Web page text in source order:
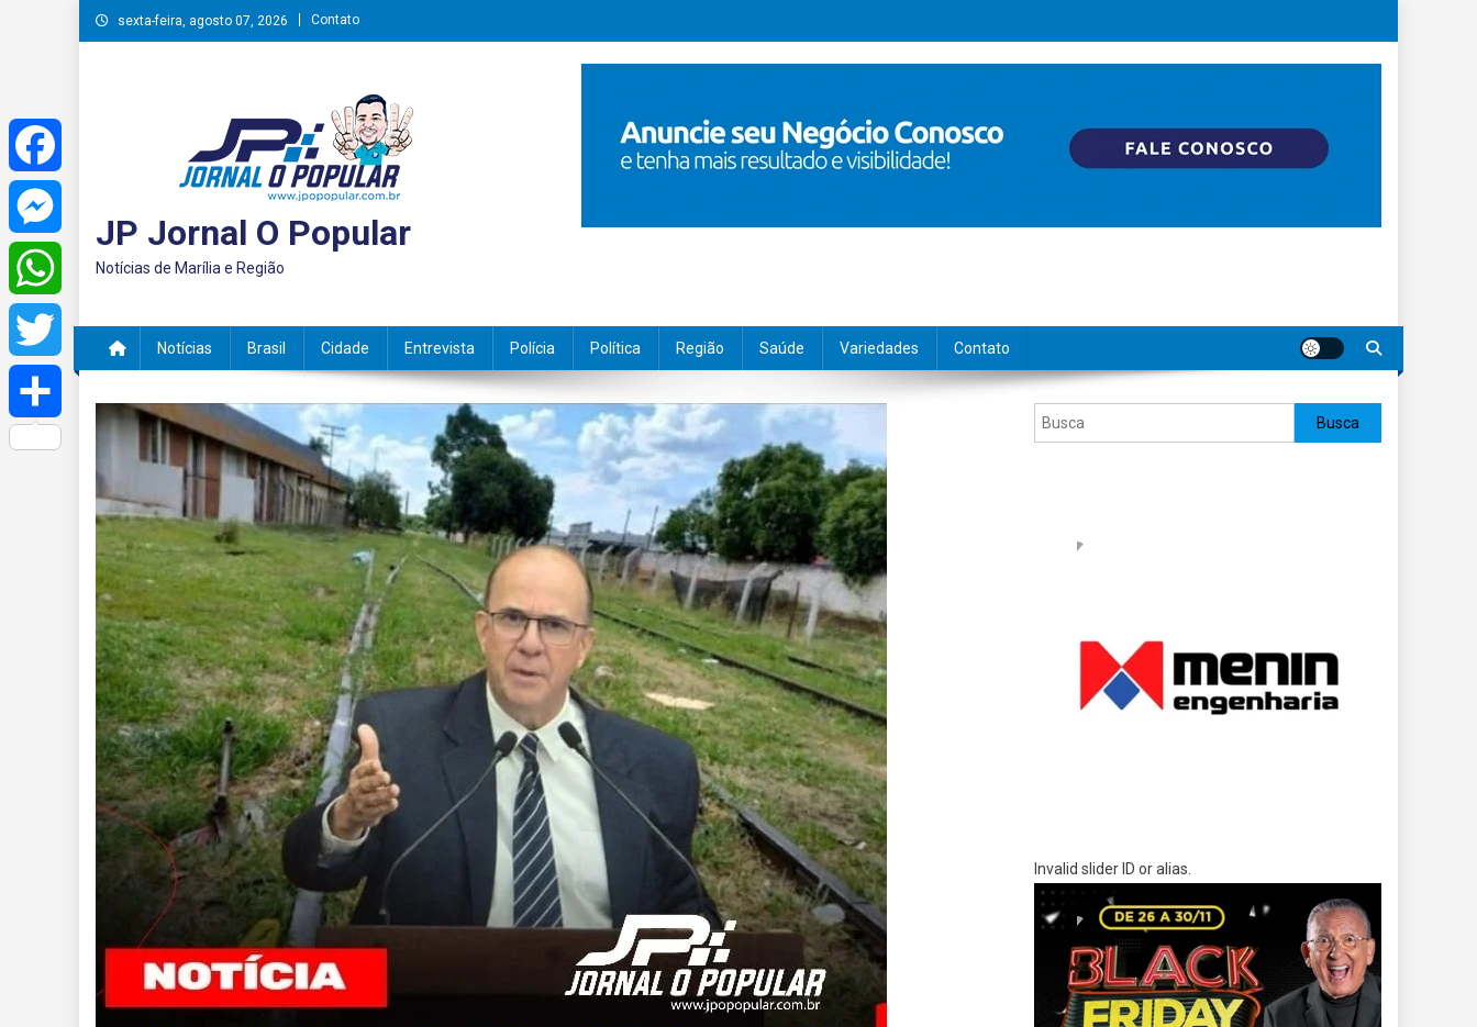
Skip
to
sexta-feira, agosto 07, 2026 Contato
JP Jornal O Popular
Notícias de Marília e Região
Notícias Brasil Cidade Entrevista Polícia Política Região Saúde Variedades Contato
Pesquisar Busca
Invalid slider ID or alias.
Facebook
Messenger
WhatsApp
Twitter
Share